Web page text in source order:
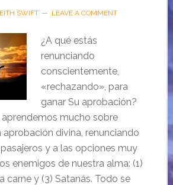
SWIFT LEAVE A COMMENT
¿A qué estás
renunciando
conscientemente,
«rechazando», para
ganar Su aprobación?
aprendemos mucho sobre
divina, renunciando
y a las opciones muy
enemigos de nuestra alma: (1)
carne y (3) Satanás. Todo se